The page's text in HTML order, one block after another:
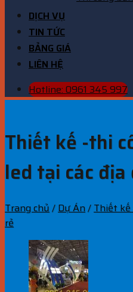
DỊCH VỤ
TIN TỨC
BẢNG GIÁ
LIÊN HỆ
Hotline: 0961 345 997
Thiết kế -thi
led tại các
Trang chủ / Dự Án/ Thiết kế
rẻ